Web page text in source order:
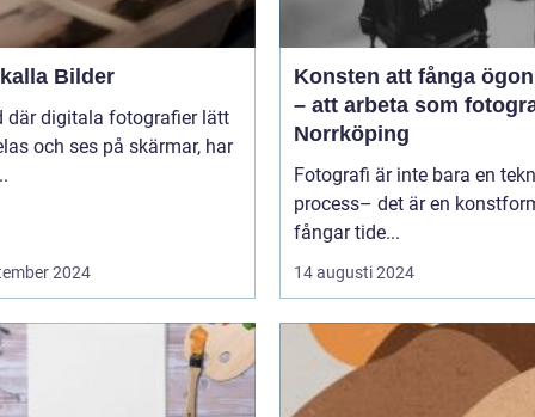
Bilder
där digitala fotografier lätt
och ses på skärmar, har
2024
Konsten att fånga
– att arbeta som
Norrköping
Fotografi är inte bara en
process– det är en
fångar tide...
14 augusti 2024